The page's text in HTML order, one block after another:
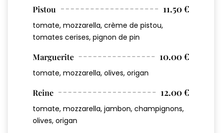
Pistou 11.50 €
tomate, mozzarella, crème de pistou,
tomates cerises, pignon de pin
Marguerite 10.00 €
tomate, mozzarella, olives, origan
Reine 12.00 €
tomate, mozzarella, jambon, champignons,
olives, origan